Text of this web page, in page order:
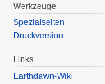
Werkzeuge
Spezialseiten
Druckversion
Links
Earthdawn-Wiki